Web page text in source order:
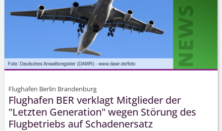
Flughafen Berlin Brandenburg
Flughafen BER verklagt Mitglieder der
"Letzten Generation" wegen Störung des
Flugbetriebs auf Schadenersatz